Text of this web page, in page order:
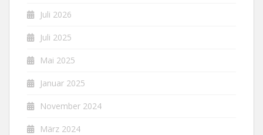
Juli 2026
Juli 2025
Mai 2025
Januar 2025
November 2024
März 2024